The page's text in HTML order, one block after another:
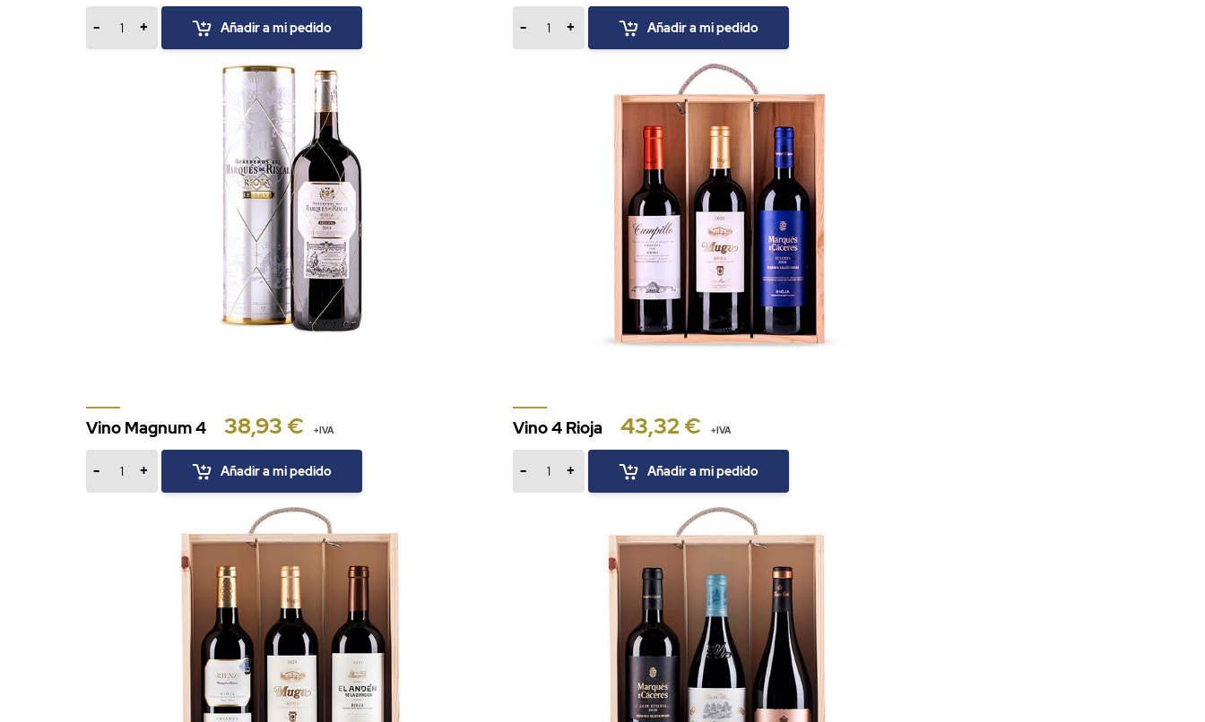
- + Añadir a mi pedido - + Añadir a mi pedido
Vino Magnum 4 38,93 € +IVA
- + Añadir a mi pedido
Vino 4 Rioja 43,32 € +IVA
- + Añadir a mi pedido